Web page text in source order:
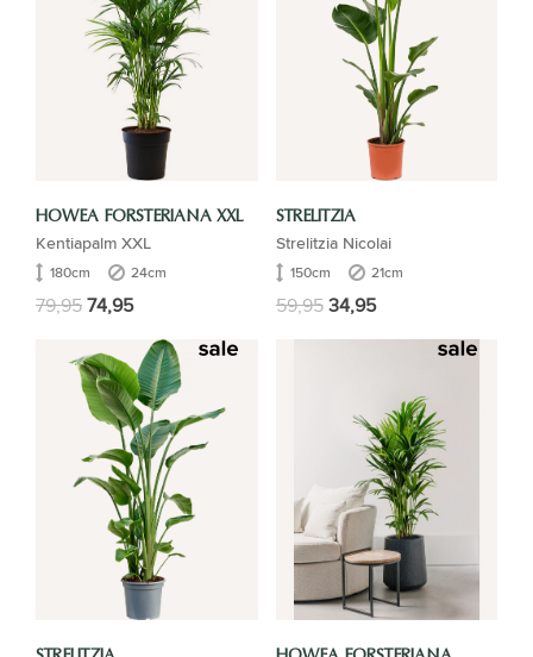
HOWEA FORSTERIANA XXL
Kentiapalm XXL
180cm 24cm
79,9574,95
STRELITZIA
Strelitzia Nicolai
150cm 21cm
59,9534,95